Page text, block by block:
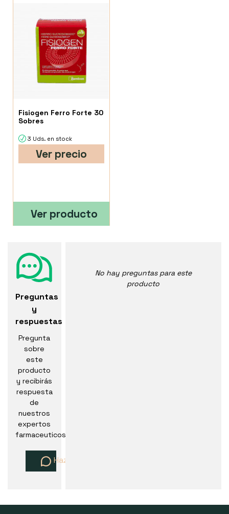
Fisiogen Ferro Forte 30
Sobres
3 Uds. en stock
Ver precio
Ver producto
Preguntas
y
respuestas
Pregunta
sobre
este
producto
y recibirás
respuesta
de
nuestros
expertos
farmaceuticos
Haz una pregunta
No hay preguntas para este
producto